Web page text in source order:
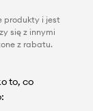
produkty i jest
się z innymi
z rabatu.
to, co